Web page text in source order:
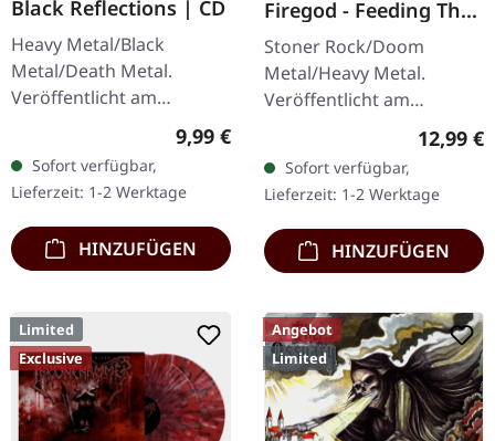
Black Reflections | CD
Heavy Metal/Black
Metal/Death Metal.
Veröffentlicht am
19.01.2002, auf Supreme
Chaos Records. CD im
Jewelcase. Neuauflage mit
neuem Artwork,…
Regulärer Preis:
9,99 €
Sofort verfügbar,
Lieferzeit: 1-2 Werktage
HINZUFÜGEN
Firegod - Feeding The
Beast | CD
Stoner Rock/Doom
Metal/Heavy Metal.
Veröffentlicht am
11.05.2018, auf Supreme
Chaos Records. CD im
Jewelcase mit 8-seitigem
Booklet. Das dritte
Album…
12,99 €
Sofort verfügbar,
Lieferzeit: 1-2 Werktage
HINZUFÜGEN
Limited
Exclusive
Angebot
Limited